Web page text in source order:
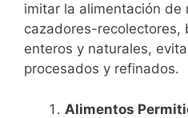
imitar la alimentación de
cazadores-recolectores,
enteros y naturales,
procesados y refinados.
Alimentos